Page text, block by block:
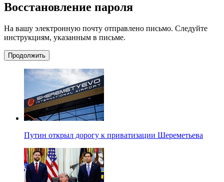
Восстановление пароля
На вашу электронную почту отправлено письмо. Следуйте
инструкциям, указанным в письме.
Продолжить
Путин открыл дорогу к приватизации Шереметьева